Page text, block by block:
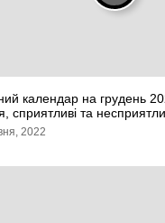
календар на грудень
сприятливі та
2022